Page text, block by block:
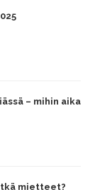
– mihin aika
mietteet?